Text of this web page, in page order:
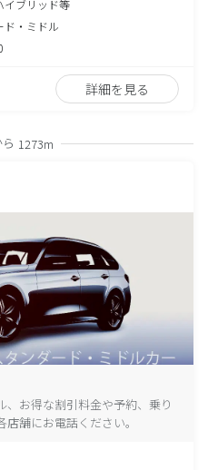
イブリッド等
ド・ミドル
詳細を見る
1273m
お得な割引料金や予約、乗り
舗にお電話ください。